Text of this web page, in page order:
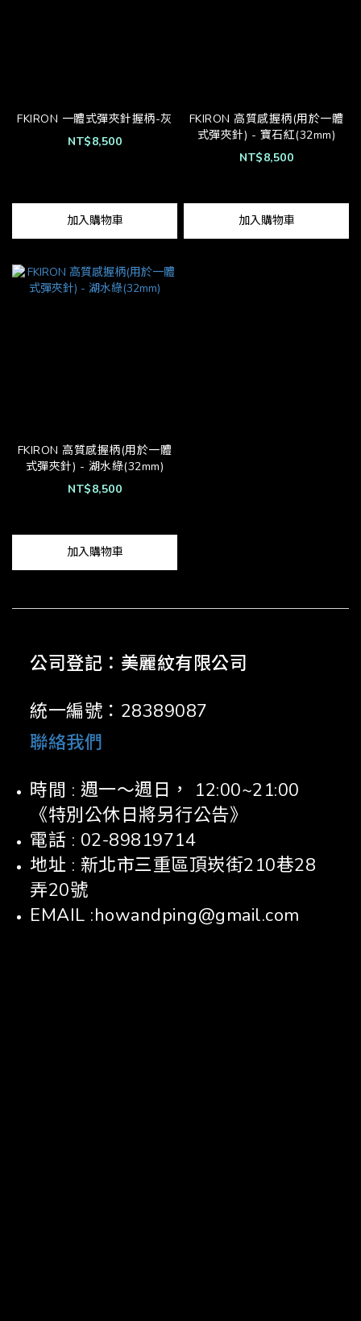
FKIRON 一體式彈夾針握柄-灰
NT$8,500
加入購物車
FKIRON 高質感握柄(用於一體
式彈夾針) - 寶石紅(32mm)
NT$8,500
加入購物車
FKIRON 高質感握柄(用於一體
式彈夾針) - 湖水綠(32mm)
NT$8,500
加入購物車
公司登記：美麗紋有限公司
統一編號：28389087
聯絡我們
時間 : 週一～週日， 12:00~21:00
《特別公休日將另行公告》
電話 : 02-89819714
地址 : 新北市三重區頂崁街210巷28
弄20號
EMAIL :howandping@gmail.com